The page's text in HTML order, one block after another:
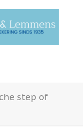
step of